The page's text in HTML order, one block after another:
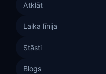
Atklāt
Laika līnija
Stāsti
Blogs